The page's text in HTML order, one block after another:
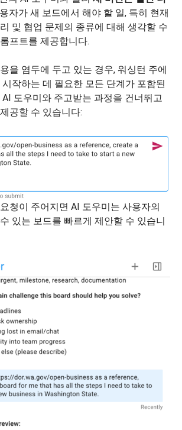
자가 새 보드에서 해야 할 일, 특히 현재
및 협업 문제의 종류에 대해 생각할 수
프트를 제공합니다.
을 염두에 두고 있는 경우, 워싱턴 주에
작하는 데 필요한 모든 단계가 포함된
도우미와 주고받는 과정을 건너뛰고
공할 수 있습니다:
청이 주어지면 AI 도우미는 사용자의
있는 보드를 빠르게 제안할 수 있습니